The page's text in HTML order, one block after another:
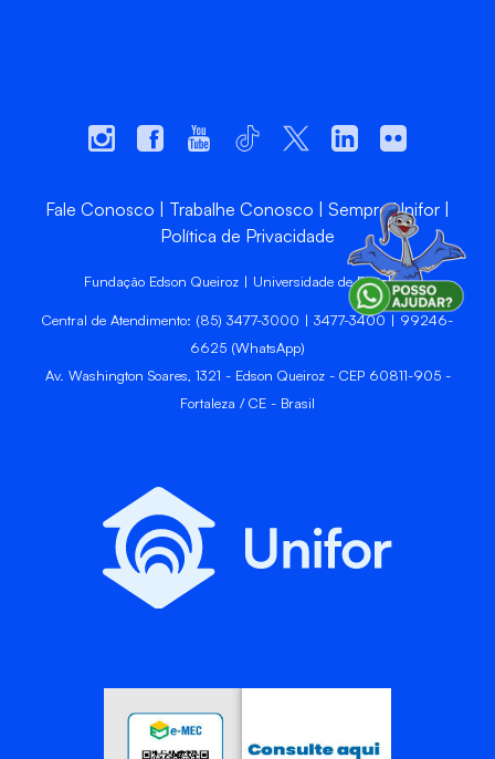
Fale Conosco Trabalhe Conosco
Sempre Unifor
Política de Privacidade
Fundação Edson Queiroz | Universidade de Fortaleza
Central de Atendimento: (85) 3477-3000 | 3477-3400 | 99246-
6625 (WhatsApp)
Av. Washington Soares, 1321 - Edson Queiroz - CEP 60811-905 -
Fortaleza / CE - Brasil